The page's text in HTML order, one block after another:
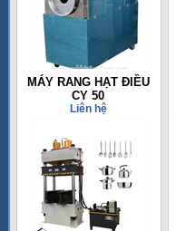
MÁY RANG HẠT ĐIỀU
CY 50
Liên hệ